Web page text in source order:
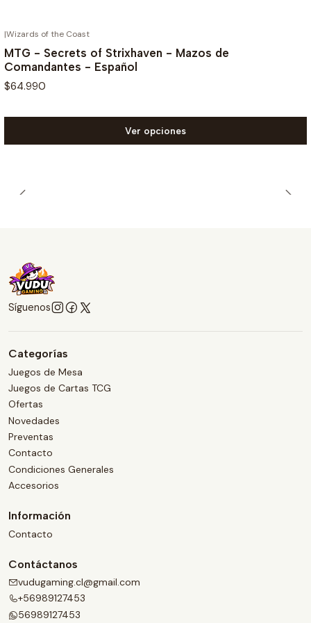
|Wizards of the Coast
MTG - Secrets of Strixhaven - Mazos de
Comandantes - Español
$64.990
Ver opciones
Síguenos
Categorías
Juegos de Mesa
Juegos de Cartas TCG
Ofertas
Novedades
Preventas
Contacto
Condiciones Generales
Accesorios
Información
Contacto
Contáctanos
vudugaming.cl@gmail.com
+56989127453
56989127453